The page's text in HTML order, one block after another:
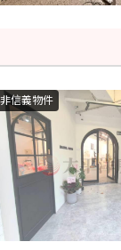
非信義物件